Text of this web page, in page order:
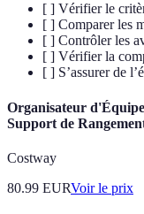
[ ] Vérifier le
[ ] Comparer les
[ ] Contrôler les
[ ] Vérifier la
[ ] S’assurer de
Organisateur
Support de
Costway
80.99 EURVoir le prix